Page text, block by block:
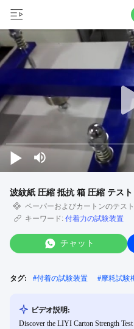
波紋紙 圧縮 抵抗 箱 圧縮 テスト
ペーパーおよびカートンのテスト
キーワード: 付着力の試験装置
チャット
タグ: #付着の試験装置 #摩耗試験
ビデオ説明:
Discover the LIYI Carton Strength